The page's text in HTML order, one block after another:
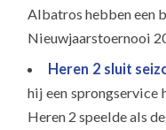
Albatros hebben een
Nieuwjaarstoernooi
Heren 2 sluit
hij een sprongservice
Heren 2 speelde als